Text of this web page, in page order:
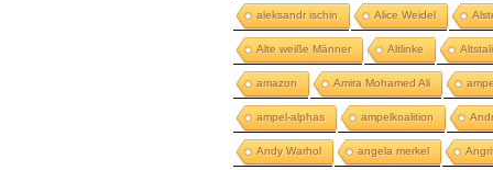
aleksandr ischin Alice Weidel
Alte weiße Männer Altlinke
amazon Amira Mohamed Ali
ampel-alphas ampelkoalition
Andy Warhol angela merkel